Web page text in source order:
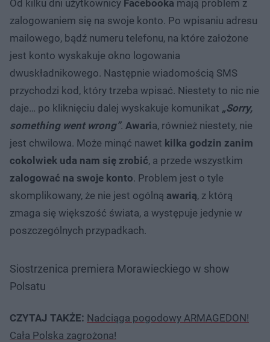
Od kilku dni użytkownicy Facebooka mają problem z
zalogowaniem się na swoje konto. Po wpisaniu adresu
mailowego, bądź numeru telefonu, na które założone
jest konto wyskakuje okno logowania
dwuskładnikowego. Następnie wiadomością SMS
przychodzi kod, który trzeba wpisać. Niestety to nic nie
daje… po kliknięciu dalej wyskakuje komunikat „Sorry,
something went wrong”. Awaria, również niestety, nie
jest chwilowa. Może minąć nawet kilka godzin zanim
cokolwiek uda nam się zrobić, a przede wszystkim
zalogować na swoje konto. Problem jest o tyle
skomplikowany, że nie jest ogólną awarią, z którą
zmaga się większość świata, a występuje jedynie w
poszczególnych przypadkach.
Siostrzenica premiera Morawieckiego w show
Polsatu
CZYTAJ TAKŻE: Nadciąga pogodowy ARMAGEDON!
Cała Polska zagrożona!